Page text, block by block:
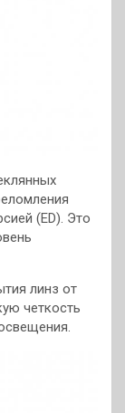
(ED). Это
линз от
четкость